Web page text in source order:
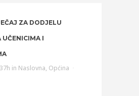
ZA DODJELU
UČENICIMA I
in Naslovna, Općina